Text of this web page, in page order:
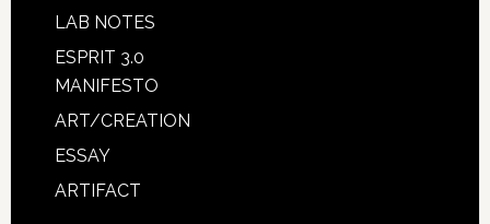
LAB NOTES
ESPRIT 3.0
MANIFESTO
ART/CREATION
ESSAY
ARTIFACT